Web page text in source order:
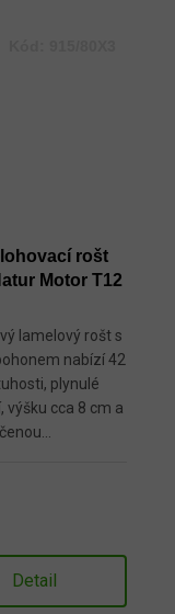
rošt
Motor T12
lamelový rošt s
nabízí 42
plynulé
výšku cca 8 cm a
Detail